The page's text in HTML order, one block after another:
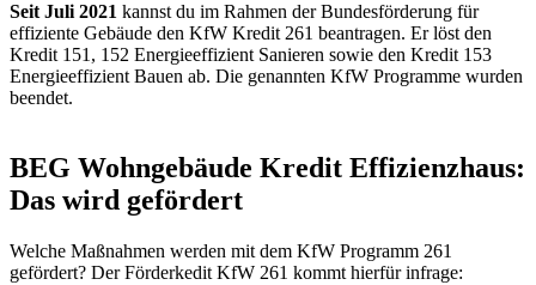
Seit Juli 2021 kannst du im Rahmen der Bundesförderung für
effiziente Gebäude den KfW Kredit 261 beantragen. Er löst den
Kredit 151, 152 Energieeffizient Sanieren sowie den Kredit 153
Energieeffizient Bauen ab. Die genannten KfW Programme wurden
beendet.
BEG Wohngebäude Kredit Effizienzhaus:
Das wird gefördert
Welche Maßnahmen werden mit dem KfW Programm 261
gefördert? Der Förderkedit KfW 261 kommt hierfür infrage: